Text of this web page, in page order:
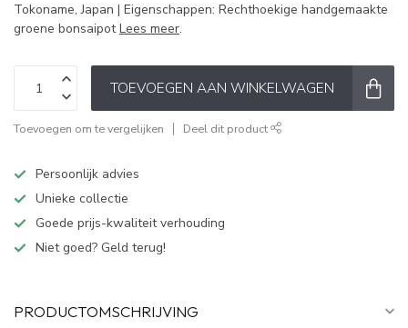
Tokoname, Japan | Eigenschappen: Rechthoekige handgemaakte
groene bonsaipotLees meer.
TOEVOEGEN AAN WINKELWAGEN
Toevoegen om te vergelijken Deel dit product
Persoonlijk advies
Unieke collectie
Goede prijs-kwaliteit verhouding
Niet goed? Geld terug!
PRODUCTOMSCHRIJVING